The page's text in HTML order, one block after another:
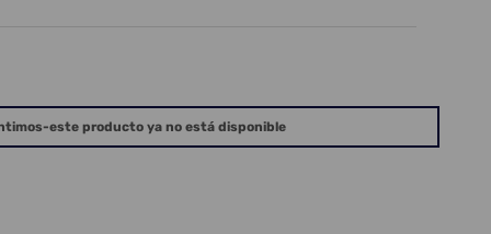
este producto ya no está disponible